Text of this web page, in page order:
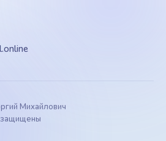
Михайлович